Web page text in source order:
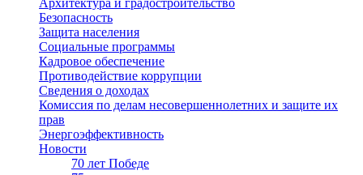
Архитектура и градостроительство
Безопасность
Защита населения
Социальные программы
Кадровое обеспечение
Противодействие коррупции
Сведения о доходах
Комиссия по делам несовершеннолетних и защите их
прав
Энергоэффективность
Новости
70 лет Победе